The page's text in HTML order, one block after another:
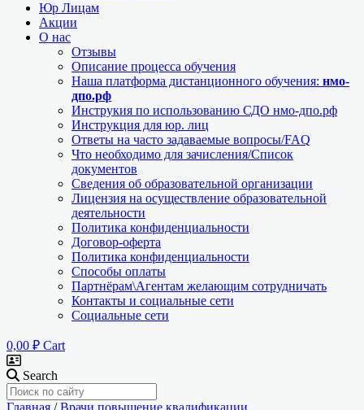
Юр Лицам
Акции
О нас
Отзывы
Описание процесса обучения
Наша платформа дистанционного обучения: нмо-
дпо.рф
Инструкия по использованию СДО нмо-дпо.рф
Инструкция для юр. лиц
Ответы на часто задаваемые вопросы/FAQ
Что необходимо для зачисления/Список
документов
Сведения об образовательной организации
Лицензия на осуществление образовательной
деятельности
Политика конфиденциальности
Договор-оферта
Политика конфиденциальности
Способы оплаты
Партнёрам\Агентам желающим сотрудничать
Контакты и социальные сети
Социальные сети
0,00 ₽ Cart
Search
Главная /Врачи повышение квалификации